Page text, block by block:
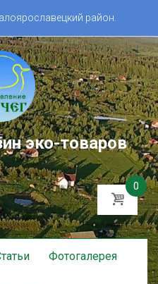
район.
эко-товаров
0
Фотогалерея